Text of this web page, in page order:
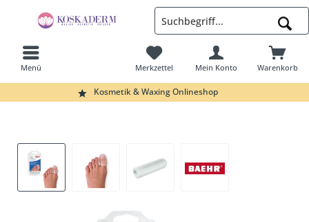
Kosmetik & Waxing Onlineshop
Menü Warenkorb
Merkzettel Mein Konto